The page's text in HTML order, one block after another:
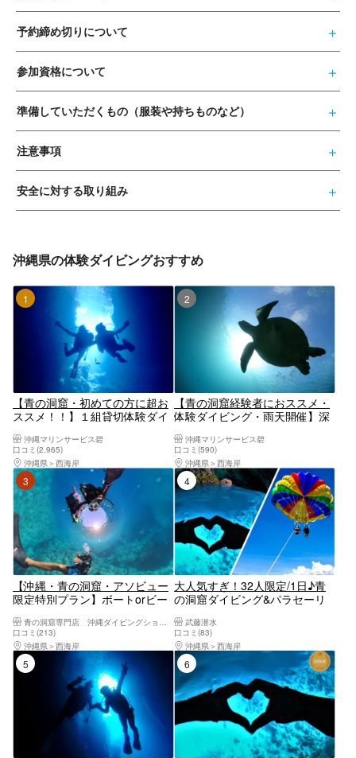
予約締め切りについて
参加資格について
準備していただくもの（服装や持ちものなど）
注意事項
安全に対する取り組み
沖縄県の体験ダイビングおすすめ
【青の洞窟・初めての方に超お
ススメ！！】１組貸切体験ダイ
フ在籍／無料！GOPRO写真撮
影！／手ぶらでOK／当日予約・
初心者、泳げない方大歓迎！☆
シャワー、ドライヤー完備
沖縄マリンサービス碧
口コミ(2,965)
沖縄県
西海岸
2位
【青の洞窟経験者におススメ・
体験ダイビング・雨天開催】深
心の完全貸し切りツアー☆手ぶ
らでOK☆当日予約・初心者、泳
げない方大歓迎！☆シャワード
ライヤー完備！
沖縄マリンサービス碧
口コミ(590)
沖縄県
西海岸
【沖縄・青の洞窟・アソビュー
限定特別プラン】ボートorビー
へプライベート体験ダイビン
グ！フルフェイスマスク選択無
料・insta360無料レンタル
口コミ(213)
沖縄県
西海岸
4位
大人気すぎ！32人限定/1日♪青
の洞窟ダイビング&パラセーリ
♪GoPro無料写真動画すぐスマ
ホ♪無料タオル餌あげ♪当日予約
初心者大歓迎☆1グループガイ
ド貸切♪レビュー高評価多数
武藤潜水
口コミ(83)
沖縄県
西海岸